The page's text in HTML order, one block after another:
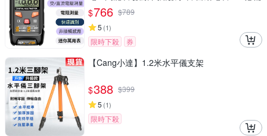
$766 $789
5 (1)
限時下殺 券
【Cang小達】1.2米水平儀支架
$388 $399
5 (1)
限時下殺